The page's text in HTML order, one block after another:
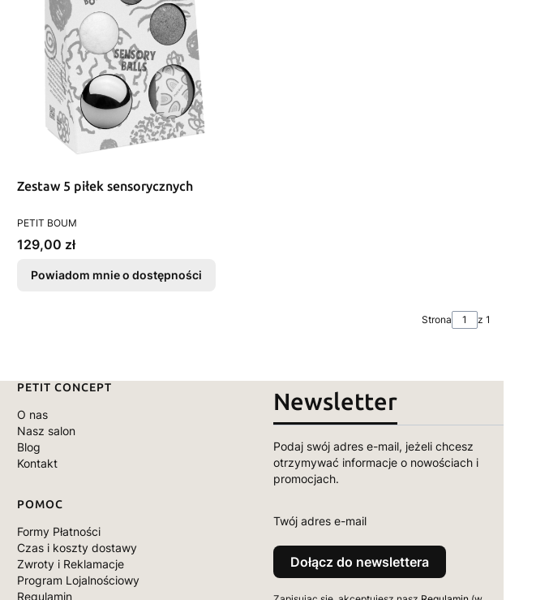
Zestaw 5 piłek sensorycznych
PRODUCENT
PETIT BOUM
Cena
129,00 zł
Powiadom mnie o dostępności
Strona z 1
Linki w stopce
PETIT CONCEPT
O nas
Nasz salon
Blog
Kontakt
POMOC
Formy Płatności
Czas i koszty dostawy
Zwroty i Reklamacje
Program Lojalnościowy
Regulamin
Newsletter
Podaj swój adres e-mail, jeżeli chcesz
otrzymywać informacje o nowościach i
promocjach.
Twój adres e-mail
Dołącz do newslettera